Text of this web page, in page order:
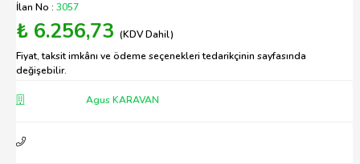
İlan No : 3057
₺ 6.256,73 (KDV Dahil)
Fiyat, taksit imkânı ve ödeme seçenekleri tedarikçinin sayfasında
değişebilir.
Agus KARAVAN